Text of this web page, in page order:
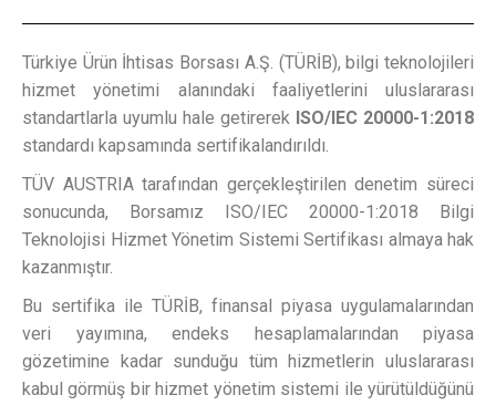
Türkiye Ürün İhtisas Borsası A.Ş. (TÜRİB), bilgi teknolojileri
hizmet yönetimi alanındaki faaliyetlerini uluslararası
standartlarla uyumlu hale getirerek ISO/IEC 20000-1:2018
standardı kapsamında sertifikalandırıldı.
TÜV AUSTRIA tarafından gerçekleştirilen denetim süreci
sonucunda, Borsamız ISO/IEC 20000-1:2018 Bilgi
Teknolojisi Hizmet Yönetim Sistemi Sertifikası almaya hak
kazanmıştır.
Bu sertifika ile TÜRİB, finansal piyasa uygulamalarından
veri yayımına, endeks hesaplamalarından piyasa
gözetimine kadar sunduğu tüm hizmetlerin uluslararası
kabul görmüş bir hizmet yönetim sistemi ile yürütüldüğünü